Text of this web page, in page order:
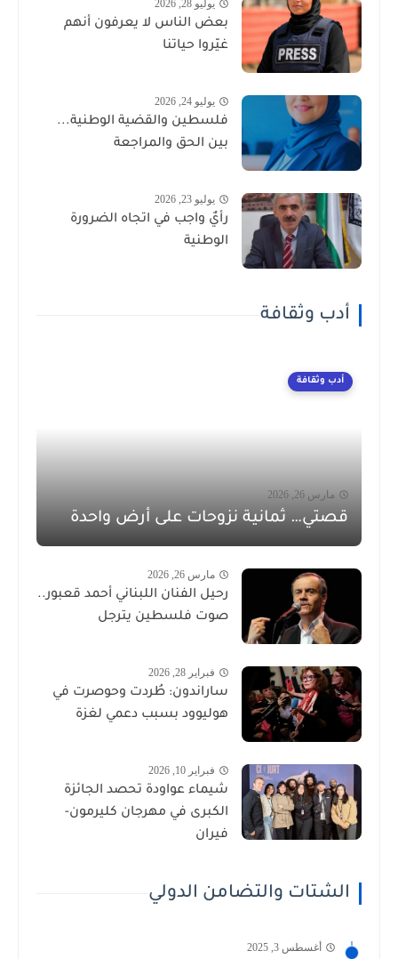
يوليو 28, 2026
بعض الناس لا يعرفون أنهم
غيّروا حياتنا
يوليو 24, 2026
فلسطين والقضية الوطنية...
بين الحق والمراجعة
يوليو 23, 2026
رأيٌ واجب في اتجاه الضرورة
الوطنية
أدب وثقافة
أدب وثقافة
مارس 26, 2026
قصتي… ثمانية نزوحات على أرض واحدة
مارس 26, 2026
رحيل الفنان اللبناني أحمد قعبور..
صوت فلسطين يترجل
فبراير 28, 2026
ساراندون: طُردت وحوصرت في
هوليوود بسبب دعمي لغزة
فبراير 10, 2026
شيماء عواودة تحصد الجائزة
الكبرى في مهرجان كليرمون-
فيران
الشتات والتضامن الدولي
أغسطس 3, 2025